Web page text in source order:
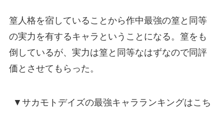
篁人格を宿していることから作中最強の篁と同等
の実力を有するキャラということになる。篁をも
倒しているが、実力は篁と同等なはずなので同評
価とさせてもらった。
▼サカモトデイズの最強キャラランキングはこち